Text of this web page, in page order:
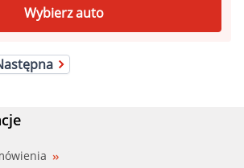
Wybierz auto